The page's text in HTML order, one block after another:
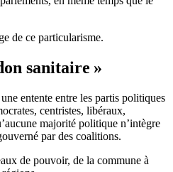
de ce particularisme.
sanitaire »
entente entre les partis politiques
centristes, libéraux,
majorité politique n’intègre
par des coalitions.
de pouvoir, de la commune à